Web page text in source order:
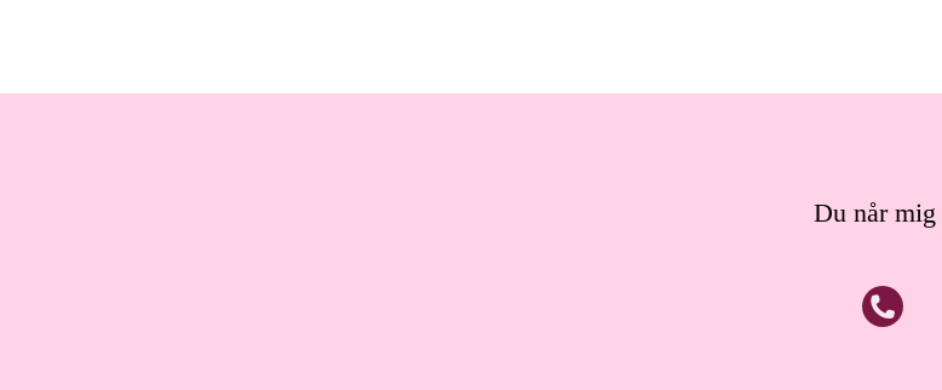
Du når